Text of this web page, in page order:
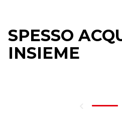
SPESSO
INSIEME